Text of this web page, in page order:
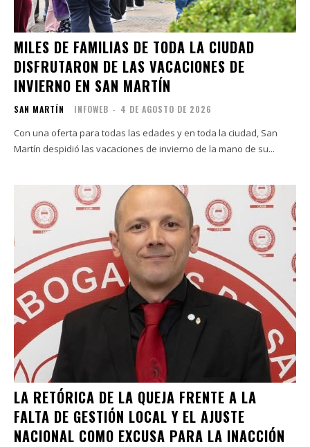
MILES DE FAMILIAS DE TODA LA CIUDAD
DISFRUTARON DE LAS VACACIONES DE
INVIERNO EN SAN MARTÍN
SAN MARTÍN INFOWEB - 4 DE AGOSTO DE 2026
Con una oferta para todas las edades y en toda la ciudad, San
Martín despidió las vacaciones de invierno de la mano de su...
LA RETÓRICA DE LA QUEJA FRENTE A LA
FALTA DE GESTIÓN LOCAL Y EL AJUSTE
NACIONAL COMO EXCUSA PARA LA INACCIÓN